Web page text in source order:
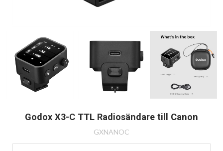
Godox X3-C TTL Radiosändare till Canon
GXNANOC